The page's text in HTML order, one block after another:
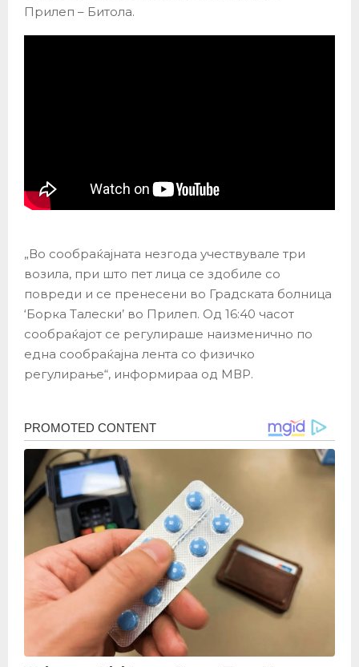
Прилеп – Битола.
„Во сообраќајната незгода учествувале три
возила, при што пет лица се здобиле со
повреди и се пренесени во Градската болница
‘Борка Талески’ во Прилеп. Од 16:40 часот
сообраќајот се регулираше наизменично по
една сообраќајна лента со физичко
регулирање“, информираа од МВР.